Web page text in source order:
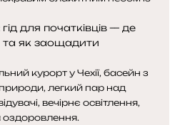
для початківців — де
та як заощадити